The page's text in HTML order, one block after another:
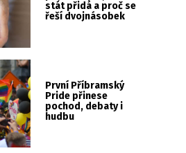
stát přidá a proč se
řeší dvojnásobek
První Příbramský
Pride přinese
pochod, debaty i
hudbu